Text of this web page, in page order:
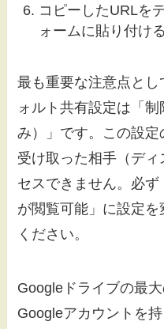
コピーしたURLを
ォームに貼り付ける
最も重要な注意点と
ォルト共有設定は「
み）」です。この設定
受け取った相手（デ
セスできません。必
が閲覧可能」に設定
ください。
Googleドライブの最
Googleアカウントを